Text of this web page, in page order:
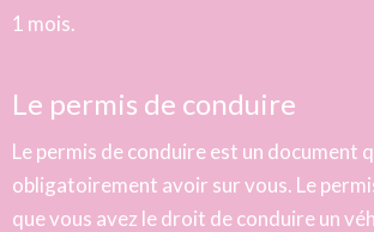
1 mois.
Le permis de conduire
Le permis de conduire est un document
obligatoirement avoir sur vous. Le
que vous avez le droit de conduire un